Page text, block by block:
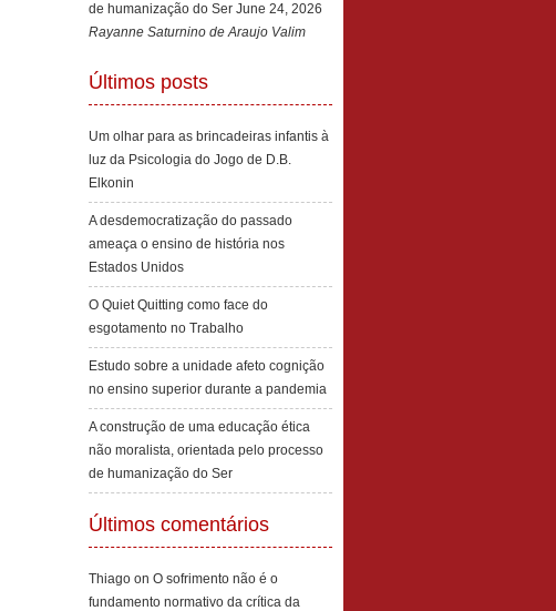
de humanização do Ser June 24, 2026
Rayanne Saturnino de Araujo Valim
Últimos posts
Um olhar para as brincadeiras infantis à
luz da Psicologia do Jogo de D.B.
Elkonin
A desdemocratização do passado
ameaça o ensino de história nos
Estados Unidos
O Quiet Quitting como face do
esgotamento no Trabalho
Estudo sobre a unidade afeto cognição
no ensino superior durante a pandemia
A construção de uma educação ética
não moralista, orientada pelo processo
de humanização do Ser
Últimos comentários
Thiago on O sofrimento não é o
fundamento normativo da crítica da